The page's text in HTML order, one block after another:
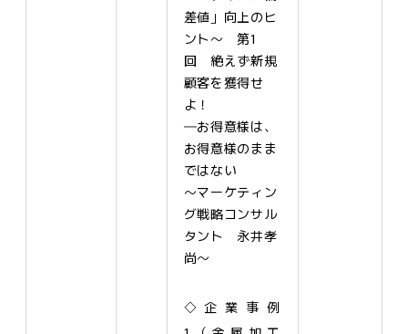
差値」向上のヒ
ント～ 第1
回 絶えず新規
顧客を獲得せ
よ！
―お得意様は、
お得意様のまま
ではない
～マーケティン
グ戦略コンサル
タント 永井孝
尚～
◇企業事例